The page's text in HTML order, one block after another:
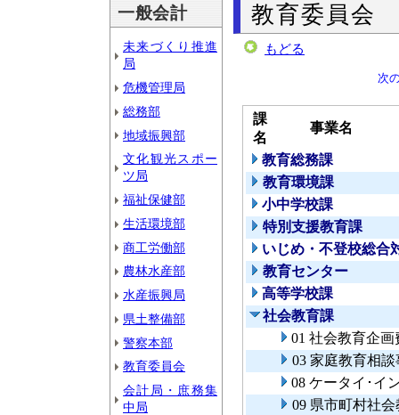
一般会計
未来づくり推進
局
危機管理局
総務部
地域振興部
文化観光スポー
ツ局
福祉保健部
生活環境部
商工労働部
農林水産部
水産振興局
県土整備部
警察本部
教育委員会
会計局・庶務集
中局
教育委員会
もどる
次
課
名
事業名
教育総務課
教育環境課
小中学校課
特別支援教育課
いじめ・不登校総合
教育センター
高等学校課
社会教育課
01 社会教育企画
03 家庭教育相談
08 ケータイ･イ
09 県市町村社